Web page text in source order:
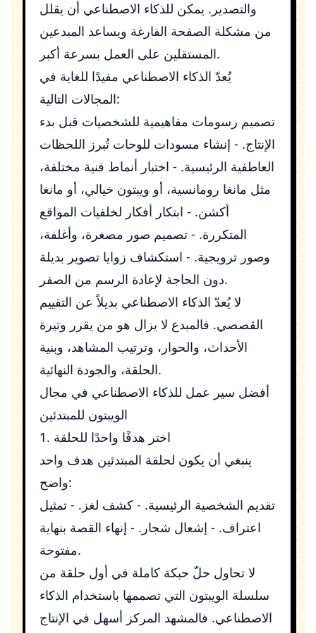
والتصدير. يمكن للذكاء الاصطناعي أن يقلل
من مشكلة الصفحة الفارغة ويساعد المبدعين
المستقلين على العمل بسرعة أكبر.
يُعدّ الذكاء الاصطناعي مفيدًا للغاية في
المجالات التالية:
تصميم رسومات مفاهيمية للشخصيات قبل بدء
الإنتاج. - إنشاء مسودات للوحات تُبرز اللحظات
العاطفية الرئيسية. - اختبار أنماط فنية مختلفة،
مثل مانغا رومانسية، أو ويبتون خيالي، أو مانغا
أكشن. - ابتكار أفكار لخلفيات المواقع
المتكررة. - تصميم صور مصغرة، وأغلفة،
وصور ترويجية. - استكشاف زوايا تصوير بديلة
دون الحاجة لإعادة الرسم من الصفر.
لا يُعدّ الذكاء الاصطناعي بديلاً عن التقييم
القصصي. فالمبدع لا يزال هو من يقرر وتيرة
الأحداث، والحوار، وترتيب المشاهد، وبنية
الحلقة، والجودة النهائية.
أفضل سير عمل للذكاء الاصطناعي في مجال
الويبتون للمبتدئين
1. اختر هدفًا واحدًا للحلقة
ينبغي أن يكون لحلقة المبتدئين هدف واحد
واضح:
تقديم الشخصية الرئيسية. - كشف لغز. - تمثيل
اعتراف. - إشعال شجار. - إنهاء القصة بنهاية
مفتوحة.
لا تحاول حلّ حبكة كاملة في أول حلقة من
سلسلة الويبتون التي تصممها باستخدام الذكاء
الاصطناعي. فالمشهد المركز أسهل في الإنتاج